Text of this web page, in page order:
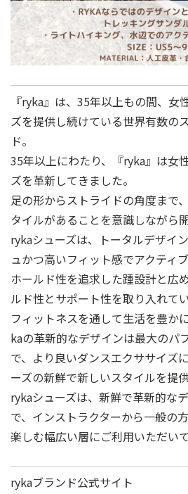
『ryka』は、35年以上もの間、⼥
ズを提供し続けている世界有数の
ド。
35年以上にわたり、『ryka』は⼥
ズを⾰新してきました。
足の形からストライドの⾓度まで
タイルがあることを意識しながら
rykaシューズは、トータルデザイ
ュかつ⾼いフィット感でアクティ
ホールド性を追求した踵設計と広
ルド性とサポート性を取り入れてい
フィットネスを通して⽣活を豊か
kaの⾰新的なデザインは最⼤のパ
で、より良いダンスエクササイズ
ーズの新鮮で新しいスタイルを提
rykaシューズは、新鮮で⾰新的な
で、インストラクターから⼀般の
楽しむ幅広い層にご利⽤いただいて
rykaブランド公式サイト